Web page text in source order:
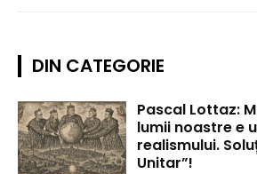
DIN CATEGORIE
Pascal Lottaz:
lumii noastre e
realismului.
Unitar”!